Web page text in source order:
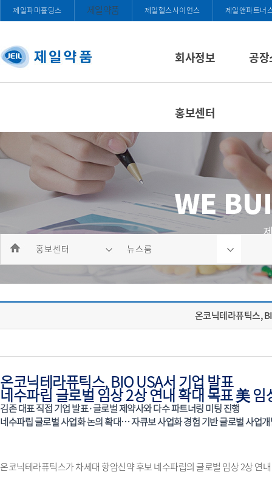
제일파마홀딩스 제일약품 제일헬스사이언스 제일앤파트너
회사정보 공
홍보센터
홍보센터 뉴스룸
온코닉테라퓨틱스,
온코닉테라퓨틱스, BIO USA서 기업 발표
네수파립 글로벌 임상2상 연내 확대 목표 美 임
김존 대표 직접 기업 발표·글로벌 제약사와 다수 파트너링 미팅 진행
네수파립 글로벌 사업화 논의 확대…자큐보 사업화 경험 기반 글로벌 사업
온코닉테라퓨틱스가 차세대 항암신약 후보 네수파립의 글로벌 임상2상 연